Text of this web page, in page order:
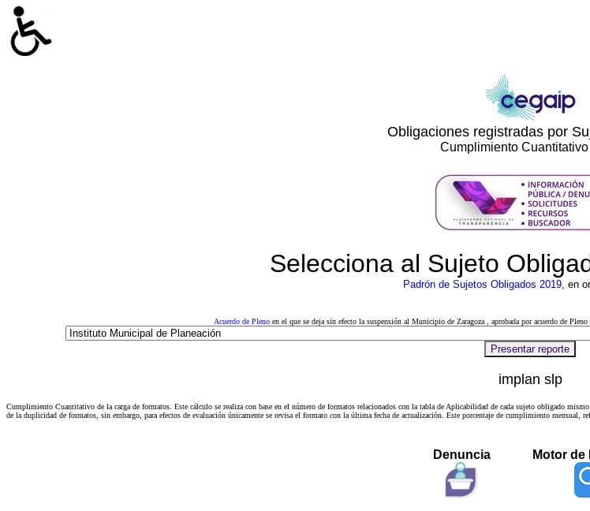
Obligaciones registradas por
Cumplimiento
Selecciona al Sujeto
Padrón de Sujetos Obligados 2019, en
Acuerdo de Pleno en el que se deja sin efecto la suspensión al Municipio de Zaragoza , aprobada por acuerdo de
implan slp
Cumplimiento Cuantitativo de la carga de formatos. Este cálculo se realiza con base en el número de formatos relacionados con la tabla de Aplicabilidad de cada sujeto obligado mismo
de la duplicidad de formatos, sin embargo, para efectos de evaluación únicamente se revisa el formato con la última fecha de actualización. Este porcentaje de cumplimiento
Denuncia Motor